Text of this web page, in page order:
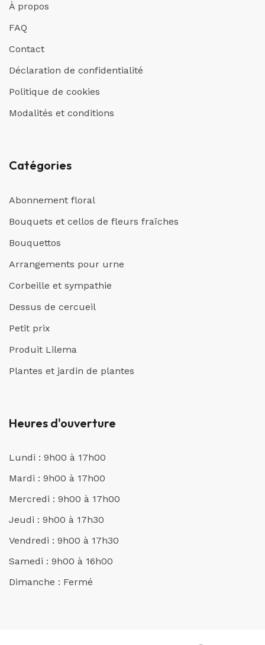
À propos
FAQ
Contact
Déclaration de confidentialité
Politique de cookies
Modalités et conditions
Catégories
Abonnement floral
Bouquets et cellos de fleurs fraîches
Bouquettos
Arrangements pour urne
Corbeille et sympathie
Dessus de cercueil
Petit prix
Produit Lilema
Plantes et jardin de plantes
Heures d'ouverture
Lundi : 9h00 à 17h00
Mardi : 9h00 à 17h00
Mercredi : 9h00 à 17h00
Jeudi : 9h00 à 17h30
Vendredi : 9h00 à 17h30
Samedi : 9h00 à 16h00
Dimanche : Fermé